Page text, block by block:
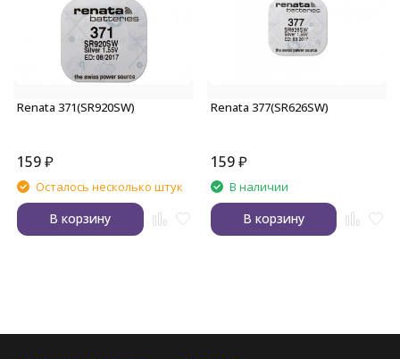
Renata 371(SR920SW)
159₽
Осталось несколько штук
В корзину
Renata 377(SR626SW)
159 ₽
В наличии
В корзину